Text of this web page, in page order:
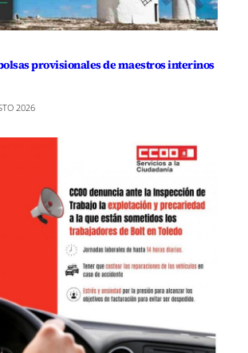
provisionales de maestros interinos
2026